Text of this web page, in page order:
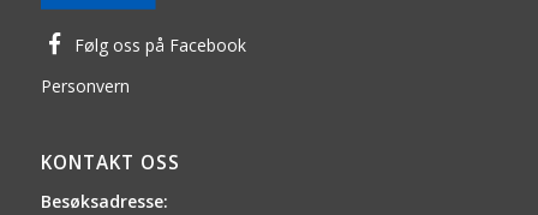
Følg oss på Facebook
Personvern
KONTAKT OSS
Besøksadresse: